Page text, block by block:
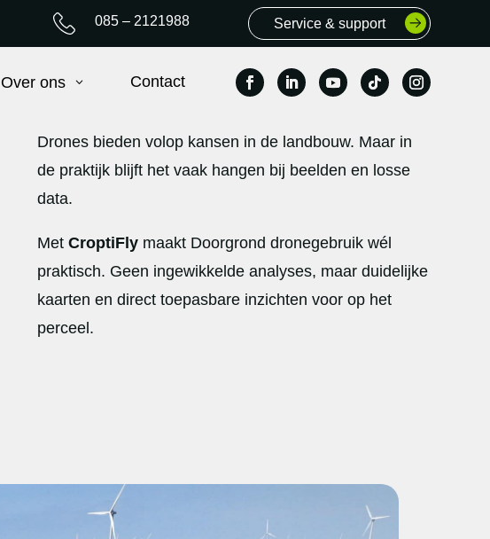
085 – 2121988 Service & support
Over ons Contact
Drones bieden volop kansen in de landbouw. Maar in
de praktijk blijft het vaak hangen bij beelden en losse
data.
Met CroptiFlymaakt Doorgrond dronegebruik wél
praktisch. Geen ingewikkelde analyses, maar duidelijke
kaarten en direct toepasbare inzichten voor op het
perceel.